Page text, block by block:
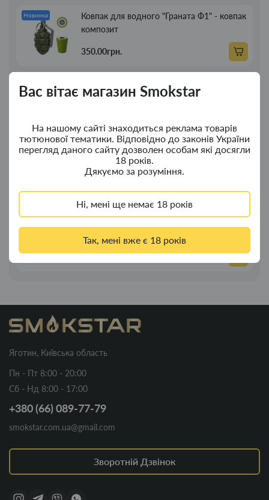
Вас вітає магазин Smokstar
На нашому сайті знаходиться реклама товарів
тютюнової тематики. Відповідно до законів України
перегляд даного сайту дозволен особам які досягли
18 років.
Дякуємо за розуміння.
Ні, мені ще немає 18 років
Так, мені вже є 18 років
Новинка
Ковпак для водного "Граната Ф1" - ковпак
композит
350.00грн.
Портсигар для сигарет Focus із USB
запальничкою на 20 сиг
Новинка Люлька для куріння дерев'яна пряма 13см
140.00грн.
Яготин, Київська область
Пн - Пт 8:00 - 20:00
Сб - Нд 8:00 - 17:00
+380 (66) 089-77-79
smokstar.com.ua@gmail.com
Зворотній Дзвінок